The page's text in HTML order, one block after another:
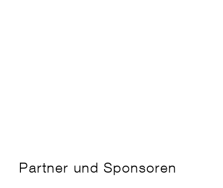
Partner und Sponsoren